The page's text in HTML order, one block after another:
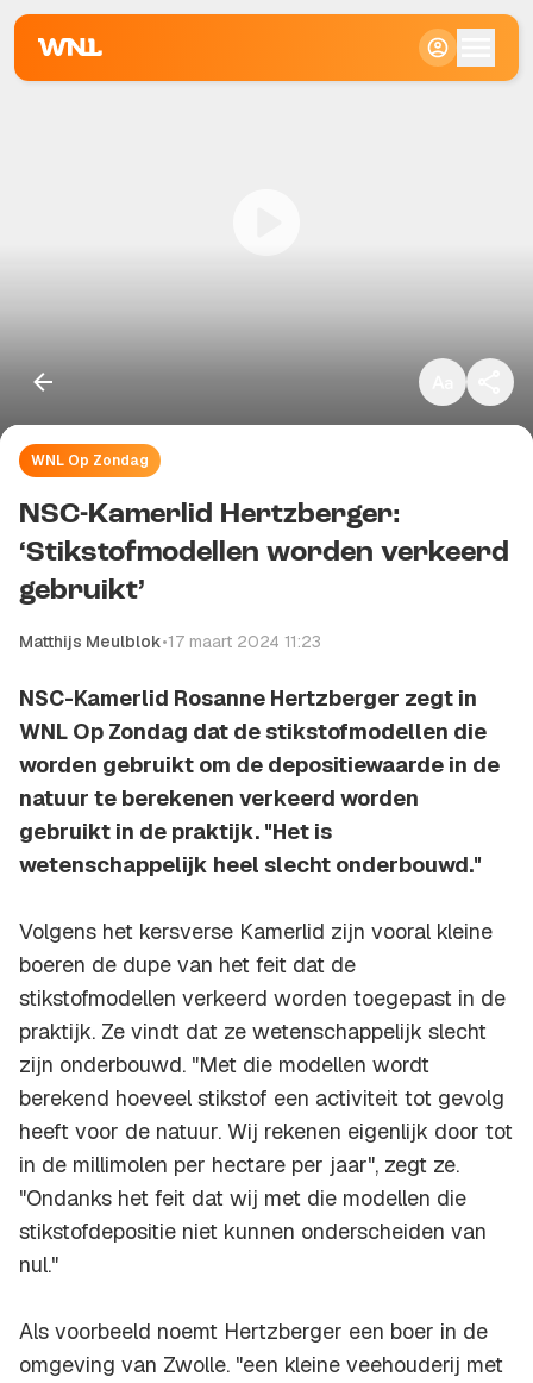
WNL Op Zondag
NSC-Kamerlid Hertzberger:
‘Stikstofmodellen worden verkeerd
gebruikt’
Matthijs Meulblok•17 maart 2024 11:23
NSC-Kamerlid Rosanne Hertzberger zegt in
WNL Op Zondag dat de stikstofmodellen die
worden gebruikt om de depositiewaarde in de
natuur te berekenen verkeerd worden
gebruikt in de praktijk. "Het is
wetenschappelijk heel slecht onderbouwd."
Volgens het kersverse Kamerlid zijn vooral kleine
boeren de dupe van het feit dat de
stikstofmodellen verkeerd worden toegepast in de
praktijk. Ze vindt dat ze wetenschappelijk slecht
zijn onderbouwd. "Met die modellen wordt
berekend hoeveel stikstof een activiteit tot gevolg
heeft voor de natuur. Wij rekenen eigenlijk door tot
in de millimolen per hectare per jaar", zegt ze.
"Ondanks het feit dat wij met die modellen die
stikstofdepositie niet kunnen onderscheiden van
nul."
Als voorbeeld noemt Hertzberger een boer in de
omgeving van Zwolle. "een kleine veehouderij met